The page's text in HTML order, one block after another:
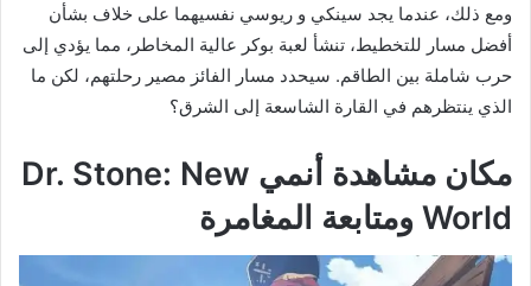
ومع ذلك، عندما يجد سينكي و ريوسي نفسيهما على خلاف بشأن
أفضل مسار للتخطيط، تنشأ لعبة بوكر عالية المخاطر، مما يؤدي إلى
حرب شاملة بين الطاقم. سيحدد مسار الفائز مصير رحلتهم، لكن ما
الذي ينتظرهم في القارة الشاسعة إلى الشرق؟
مكان مشاهدة أنمي Dr. Stone: New
World ومتابعة المغامرة